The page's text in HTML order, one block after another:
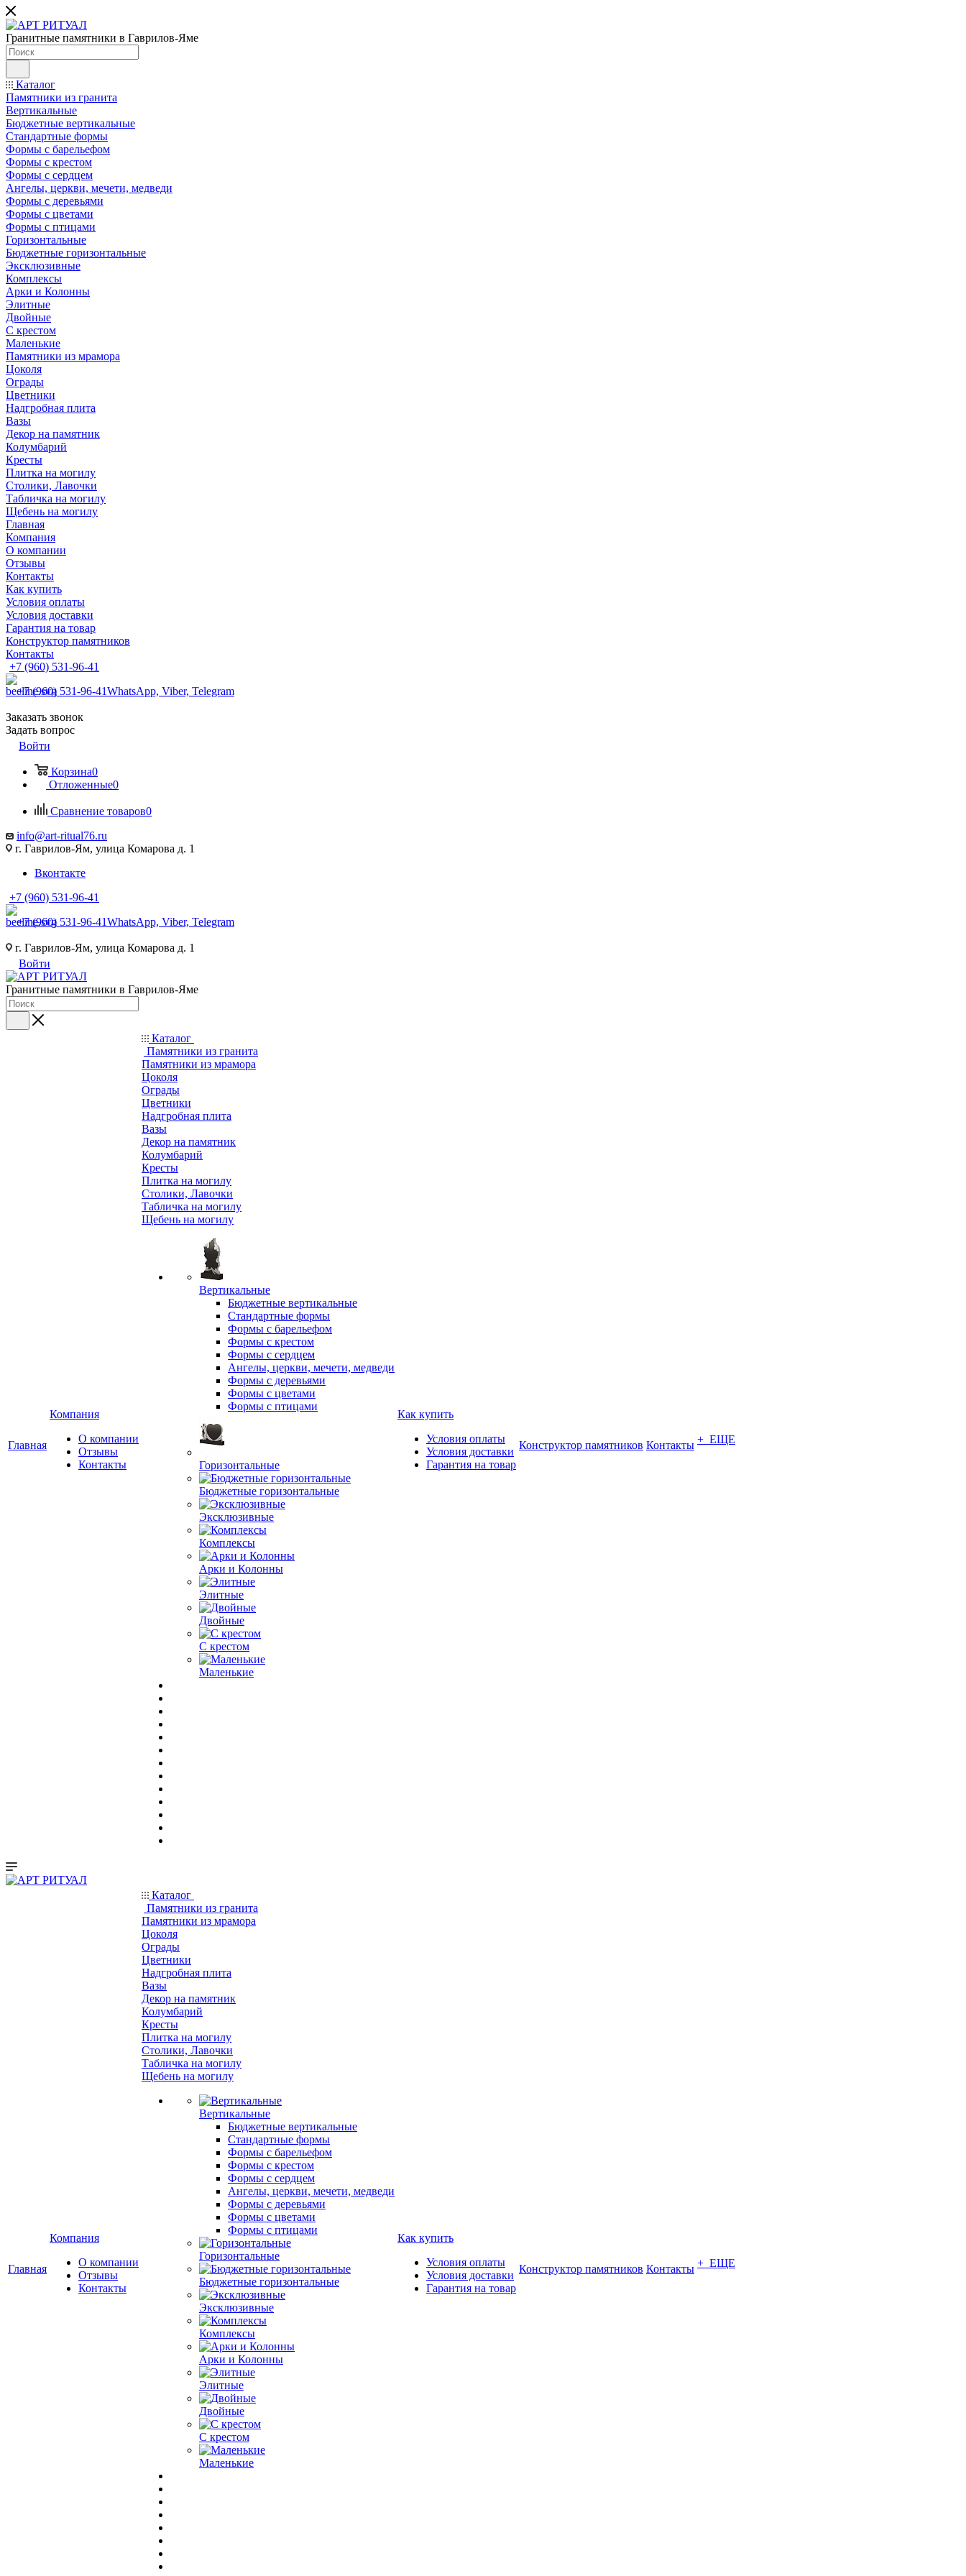
Гранитные памятники в Гаврилов-Яме
Каталог
Памятники из гранита
Вертикальные
Бюджетные вертикальные
Стандартные формы
Формы с барельефом
Формы с крестом
Формы с сердцем
Ангелы, церкви, мечети, медведи
Формы с деревьями
Формы с цветами
Формы с птицами
Горизонтальные
Бюджетные горизонтальные
Эксклюзивные
Комплексы
Арки и Колонны
Элитные
Двойные
С крестом
Маленькие
Памятники из мрамора
Цоколя
Ограды
Цветники
Надгробная плита
Вазы
Декор на памятник
Колумбарий
Кресты
Плитка на могилу
Столики, Лавочки
Табличка на могилу
Щебень на могилу
Главная
Компания
О компании
Отзывы
Контакты
Как купить
Условия оплаты
Условия доставки
Гарантия на товар
Конструктор памятников
Контакты
+7 (960) 531-96-41
+7 (960) 531-96-41WhatsApp, Viber, Telegram
Заказать звонок
Задать вопрос
Войти
Корзина0
Отложенные0
Сравнение товаров0
info@art-ritual76.ru
г. Гаврилов-Ям, улица Комарова д. 1
Вконтакте
+7 (960) 531-96-41
+7 (960) 531-96-41WhatsApp, Viber, Telegram
г. Гаврилов-Ям, улица Комарова д. 1
Войти
Гранитные памятники в Гаврилов-Яме
Главная
Компания
О компании
Отзывы
Контакты
Каталог
Памятники из гранита
Памятники из мрамора
Цоколя
Ограды
Цветники
Надгробная плита
Вазы
Декор на памятник
Колумбарий
Кресты
Плитка на могилу
Столики, Лавочки
Табличка на могилу
Щебень на могилу
Вертикальные
Бюджетные вертикальные
Стандартные формы
Формы с барельефом
Формы с крестом
Формы с сердцем
Ангелы, церкви, мечети, медведи
Формы с деревьями
Формы с цветами
Формы с птицами
Горизонтальные
Бюджетные горизонтальные
Эксклюзивные
Комплексы
Арки и Колонны
Элитные
Двойные
С крестом
Маленькие
Как купить
Условия оплаты
Условия доставки
Гарантия на товар
Конструктор памятников Контакты + ЕЩЕ
Главная
Компания
О компании
Отзывы
Контакты
Каталог
Памятники из гранита
Памятники из мрамора
Цоколя
Ограды
Цветники
Надгробная плита
Вазы
Декор на памятник
Колумбарий
Кресты
Плитка на могилу
Столики, Лавочки
Табличка на могилу
Щебень на могилу
Вертикальные
Бюджетные вертикальные
Стандартные формы
Формы с барельефом
Формы с крестом
Формы с сердцем
Ангелы, церкви, мечети, медведи
Формы с деревьями
Формы с цветами
Формы с птицами
Горизонтальные
Бюджетные горизонтальные
Эксклюзивные
Комплексы
Арки и Колонны
Элитные
Двойные
С крестом
Маленькие
Как купить
Условия оплаты
Условия доставки
Гарантия на товар
Конструктор памятников Контакты + ЕЩЕ